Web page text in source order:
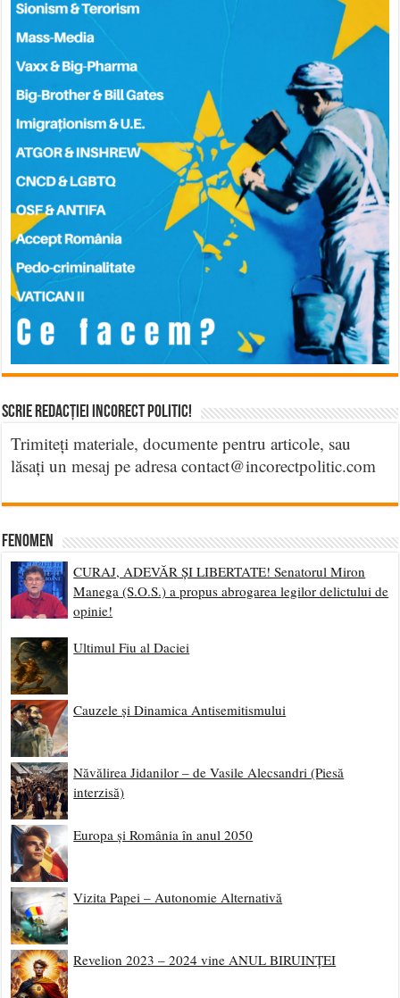
Scrie Redacției Incorect Politic!
Trimiteți materiale, documente pentru articole, sau
lăsați un mesaj pe adresa contact@incorectpolitic.com
Fenomen
CURAJ, ADEVĂR ȘI LIBERTATE! Senatorul Miron
Manega (S.O.S.) a propus abrogarea legilor delictului de
opinie!
Ultimul Fiu al Daciei
Cauzele și Dinamica Antisemitismului
Năvălirea Jidanilor – de Vasile Alecsandri (Piesă
interzisă)
Europa și România în anul 2050
Vizita Papei – Autonomie Alternativă
Revelion 2023 – 2024 vine ANUL BIRUINȚEI